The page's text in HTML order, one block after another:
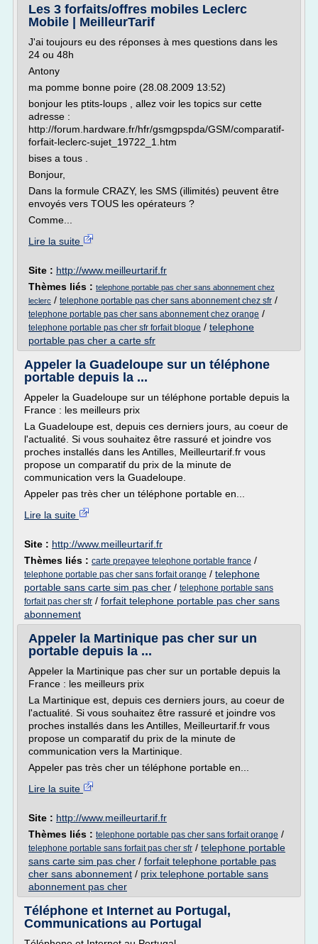
Les 3 forfaits/offres mobiles Leclerc
Mobile | MeilleurTarif
J'ai toujours eu des réponses à mes questions dans les
24 ou 48h
Antony
ma pomme bonne poire (28.08.2009 13:52)
bonjour les ptits-loups , allez voir les topics sur cette
adresse :
http://forum.hardware.fr/hfr/gsmgpspda/GSM/comparatif-
forfait-leclerc-sujet_19722_1.htm
bises a tous .
Bonjour,
Dans la formule CRAZY, les SMS (illimités) peuvent être
envoyés vers TOUS les opérateurs ?
Comme...
Lire la suite
Site : http://www.meilleurtarif.fr
Thèmes liés : telephone portable pas cher sans abonnement chez
leclerc / telephone portable pas cher sans abonnement chez sfr /
telephone portable pas cher sans abonnement chez orange /
telephone portable pas cher sfr forfait bloque / telephone
portable pas cher a carte sfr
Appeler la Guadeloupe sur un téléphone
portable depuis la ...
Appeler la Guadeloupe sur un téléphone portable depuis la
France : les meilleurs prix
La Guadeloupe est, depuis ces derniers jours, au coeur de
l'actualité. Si vous souhaitez être rassuré et joindre vos
proches installés dans les Antilles, Meilleurtarif.fr vous
propose un comparatif du prix de la minute de
communication vers la Guadeloupe.
Appeler pas très cher un téléphone portable en...
Lire la suite
Site : http://www.meilleurtarif.fr
Thèmes liés : carte prepayee telephone portable france /
telephone portable pas cher sans forfait orange / telephone
portable sans carte sim pas cher / telephone portable sans
forfait pas cher sfr / forfait telephone portable pas cher sans
abonnement
Appeler la Martinique pas cher sur un
portable depuis la ...
Appeler la Martinique pas cher sur un portable depuis la
France : les meilleurs prix
La Martinique est, depuis ces derniers jours, au coeur de
l'actualité. Si vous souhaitez être rassuré et joindre vos
proches installés dans les Antilles, Meilleurtarif.fr vous
propose un comparatif du prix de la minute de
communication vers la Martinique.
Appeler pas très cher un téléphone portable en...
Lire la suite
Site : http://www.meilleurtarif.fr
Thèmes liés : telephone portable pas cher sans forfait orange /
telephone portable sans forfait pas cher sfr / telephone portable
sans carte sim pas cher / forfait telephone portable pas
cher sans abonnement / prix telephone portable sans
abonnement pas cher
Téléphone et Internet au Portugal,
Communications au Portugal